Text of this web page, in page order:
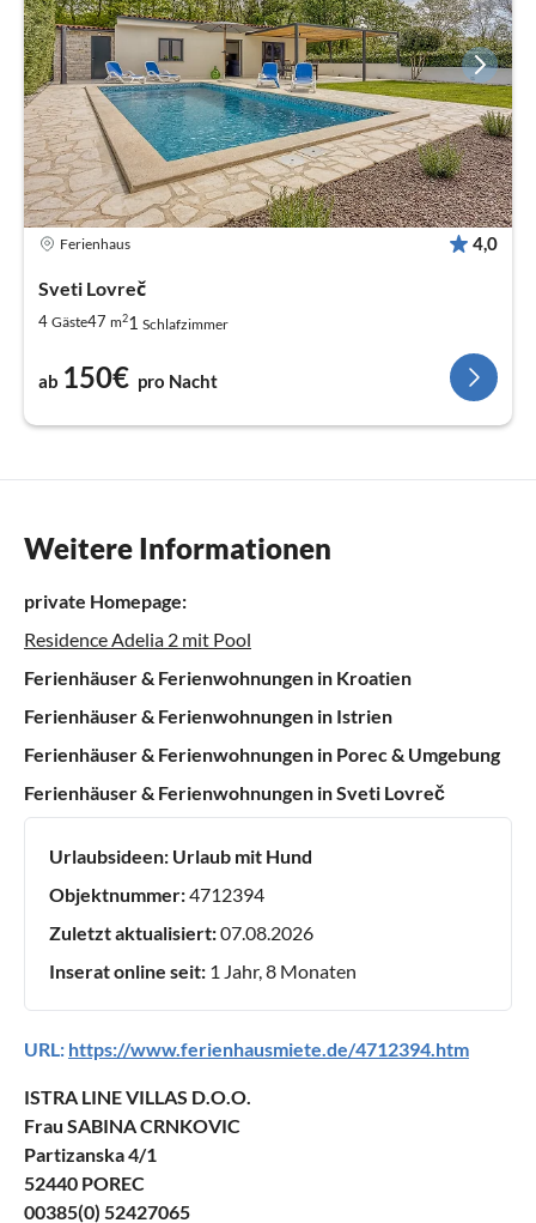
Ferienhaus 4,0
Sveti Lovreč
4 Gäste47 m21 Schlafzimmer
ab 150€ pro Nacht
Weitere Informationen
private Homepage:
Residence Adelia 2 mit Pool
Ferienhäuser & Ferienwohnungen in Kroatien
Ferienhäuser & Ferienwohnungen in Istrien
Ferienhäuser & Ferienwohnungen in Porec & Umgebung
Ferienhäuser & Ferienwohnungen in Sveti Lovreč
Urlaubsideen: Urlaub mit Hund
Objektnummer:4712394
Zuletzt aktualisiert:07.08.2026
Inserat online seit: 1 Jahr, 8 Monaten
URL: https://www.ferienhausmiete.de/4712394.htm
ISTRA LINE VILLAS D.O.O.
Frau SABINA CRNKOVIC
Partizanska 4/1
52440 POREC
00385(0) 52427065